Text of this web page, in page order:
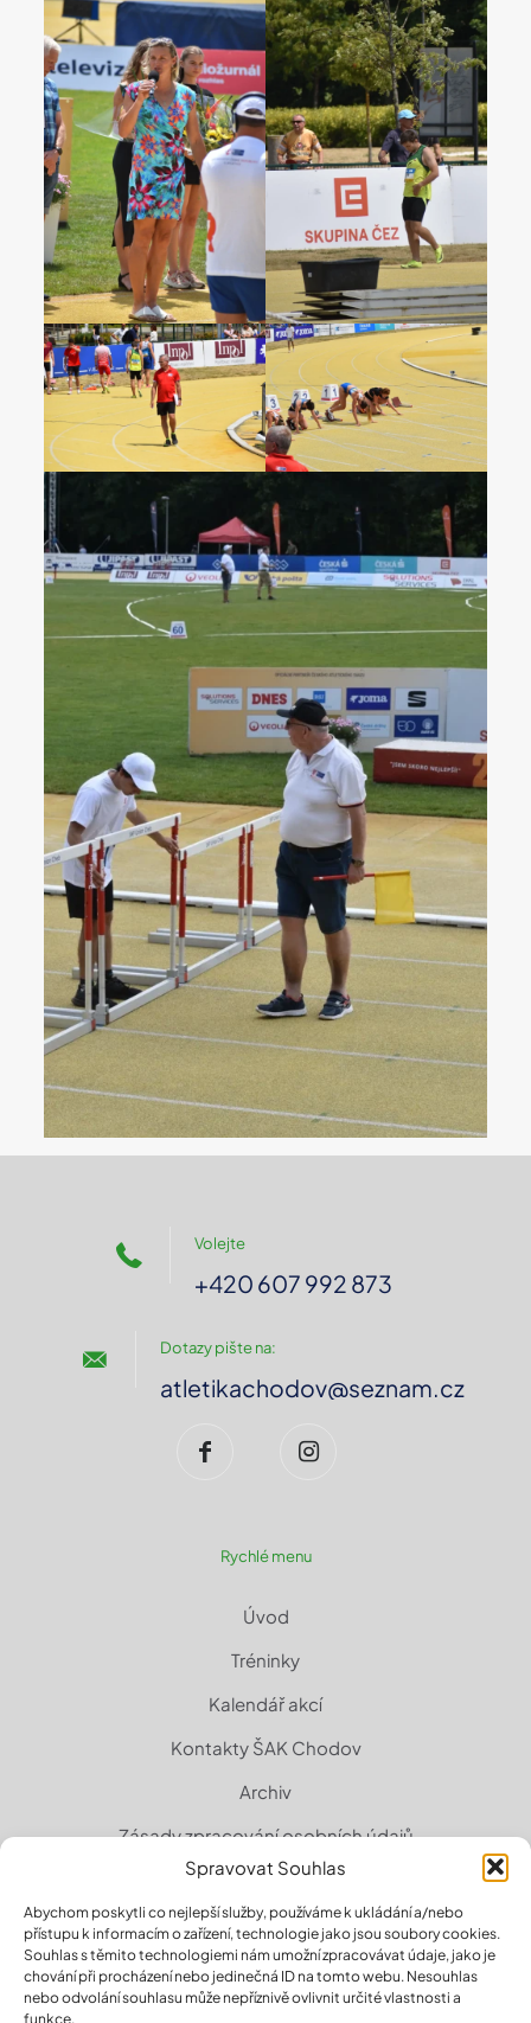
Spravovat Souhlas
Abychom poskytli co nejlepší služby, používáme k ukládání a/nebo
přístupu k informacím o zařízení, technologie jako jsou soubory cookies.
Souhlas s těmito technologiemi nám umožní zpracovávat údaje, jako je
chování při procházení nebo jedinečná ID na tomto webu. Nesouhlas
nebo odvolání souhlasu může nepříznivě ovlivnit určité vlastnosti a
funkce.
Volejte
+420 607 992 873
Dotazy pište na:
atletikachodov@seznam.cz
Rychlé menu
Úvod
Tréninky
Kalendář akcí
Kontakty ŠAK Chodov
Archiv
Zásady zpracování osobních údajů
Zásady cookies (EU)